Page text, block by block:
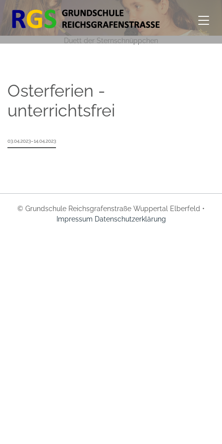
Duett der Sternschnüppchen
Osterferien -
unterrichtsfrei
03.04.2023–14.04.2023
© Grundschule Reichsgrafenstraße Wuppertal Elberfeld •
Impressum Datenschutzerklärung